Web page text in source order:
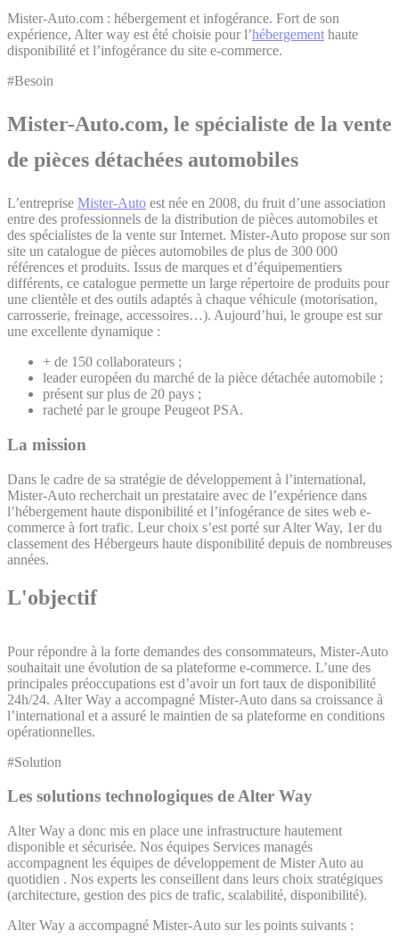
Mister-Auto.com : hébergement et infogérance. Fort de son
expérience, Alter way est été choisie pour l’hébergement haute
disponibilité et l’infogérance du site e-commerce.
#Besoin
Mister-Auto.com, le spécialiste de la vente
de pièces détachées automobiles
L’entreprise Mister-Auto est née en 2008, du fruit d’une association
entre des professionnels de la distribution de pièces automobiles et
des spécialistes de la vente sur Internet. Mister-Auto propose sur son
site un catalogue de pièces automobiles de plus de 300 000
références et produits. Issus de marques et d’équipementiers
différents, ce catalogue permette un large répertoire de produits pour
une clientèle et des outils adaptés à chaque véhicule (motorisation,
carrosserie, freinage, accessoires…). Aujourd’hui, le groupe est sur
une excellente dynamique :
+ de 150 collaborateurs ;
leader européen du marché de la pièce détachée automobile ;
présent sur plus de 20 pays ;
racheté par le groupe Peugeot PSA.
La mission
Dans le cadre de sa stratégie de développement à l’international,
Mister-Auto recherchait un prestataire avec de l’expérience dans
l’hébergement haute disponibilité et l’infogérance de sites web e-
commerce à fort trafic. Leur choix s’est porté sur Alter Way, 1er du
classement des Hébergeurs haute disponibilité depuis de nombreuses
années.
L'objectif
Pour répondre à la forte demandes des consommateurs, Mister-Auto
souhaitait une évolution de sa plateforme e-commerce. L’une des
principales préoccupations est d’avoir un fort taux de disponibilité
24h/24. Alter Way a accompagné Mister-Auto dans sa croissance à
l’international et a assuré le maintien de sa plateforme en conditions
opérationnelles.
#Solution
Les solutions technologiques de Alter Way
Alter Way a donc mis en place une infrastructure hautement
disponible et sécurisée. Nos équipes Services managés
accompagnent les équipes de développement de Mister Auto au
quotidien . Nos experts les conseillent dans leurs choix stratégiques
(architecture, gestion des pics de trafic, scalabilité, disponibilité).
Alter Way a accompagné Mister-Auto sur les points suivants :